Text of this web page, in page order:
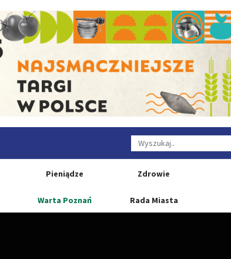
Pieniądze Zdrowie
Warta Poznań Rada Miasta